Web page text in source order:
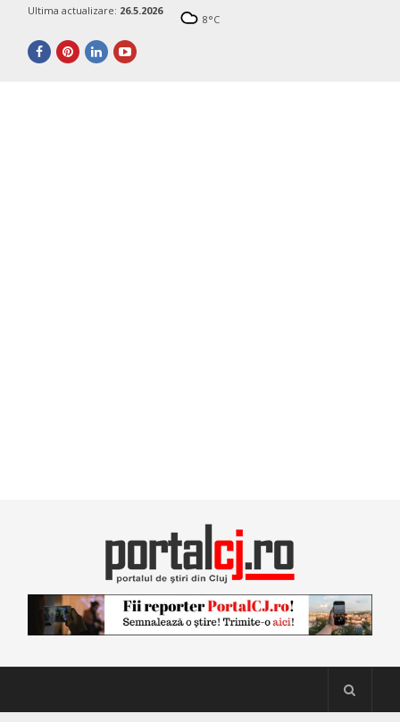
Ultima actualizare: 26.5.2026
8°C